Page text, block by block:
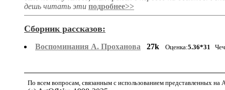
дешь читать эти подробнее>>
Сборник рассказов:
Воспоминания А. Проханова 27k Оценка:5.36*31
По всем вопросам, связанным с использованием представленных